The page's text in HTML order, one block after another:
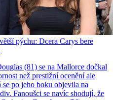
pýchu: Dcera Carys bere
(81) se na Mallorce dočkal
než prestižní ocenění ale
po jeho boku objevila na
Fanoušci se navíc shodují, že